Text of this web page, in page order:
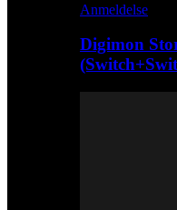
Anmeldelse
Digimon